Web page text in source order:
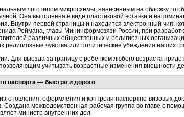
логотипом микросхемы, нанесенным на обложку,
Она выполнена в виде пластиковой вставки и
Внутри первой страницы и находится электронный чип,
Реймана, главы Мининформсвязи России, при
различных общественных и религиозных
чувства или политические убеждения наших
Для выезда за границу с ребенком любого возраста
учитывать возрастные изменения внешности
паспорта — быстро и дорого
оформления и контроля паспортно-визовых
межведомственная рабочая группа во главе с
министр внутренних дел.